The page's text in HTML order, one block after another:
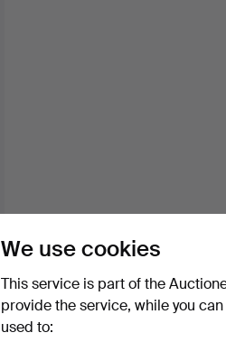
We use cookies
This service is part of the
provide the service, while you
used to: